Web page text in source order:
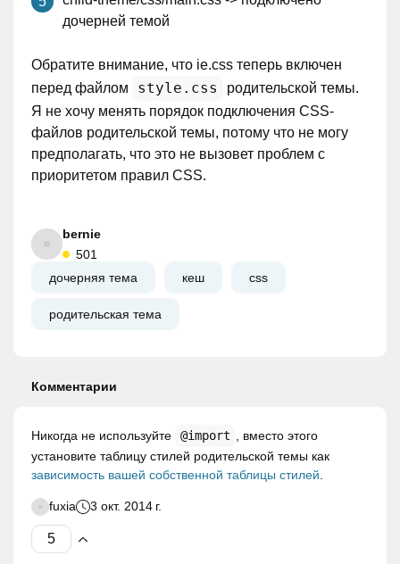
дочерней темой
Обратите внимание, что ie.css теперь включен
перед файлом
style.css
родительской темы.
Я не хочу менять порядок подключения CSS-
файлов родительской темы, потому что не могу
предполагать, что это не вызовет проблем с
приоритетом правил CSS.
bernie
501
дочерняя тема
кеш css
родительская тема
Комментарии
Никогда не используйте @import
, вместо этого
установите таблицу стилей родительской темы как
зависимость вашей собственной таблицы стилей
fuxia 3 окт. 2014 г.